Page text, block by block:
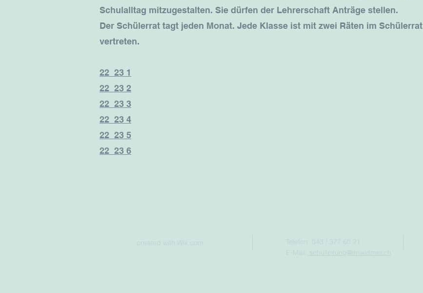
Schulalltag mitzugestalten. Sie dürfen der Lehrerschaft Anträge stellen.
Der Schülerrat tagt jeden Monat. Jede Klasse ist mit zwei Räten im Schülerrat
vertreten.
22_23 1
22_23 2
22_23 3
22_23 4
22_23 5
22_23 6
created with Wix.com
Telefon: 043 / 377 60 21
E-Mail:
schulleitung@imwidmer.ch